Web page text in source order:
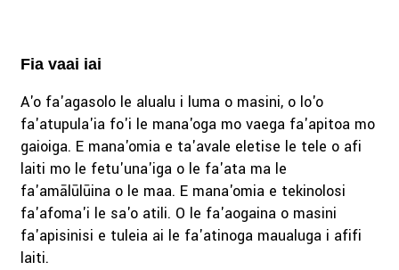
Fia vaai iai
A'o fa'agasolo le alualu i luma o masini, o lo'o
fa'atupula'ia fo'i le mana'oga mo vaega fa'apitoa mo
gaioiga. E mana'omia e ta'avale eletise le tele o afi
laiti mo le fetu'una'iga o le fa'ata ma le
fa'amālūlūina o le maa. E mana'omia e tekinolosi
fa'afoma'i le sa'o atili. O le fa'aogaina o masini
fa'apisinisi e tuleia ai le fa'atinoga maualuga i afifi
laiti.